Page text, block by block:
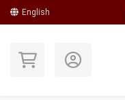
English